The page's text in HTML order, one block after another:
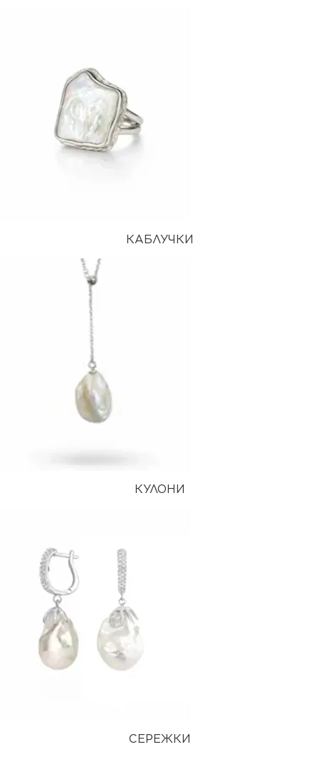
КАБЛУЧКИ
КУЛОНИ
СЕРЕЖКИ